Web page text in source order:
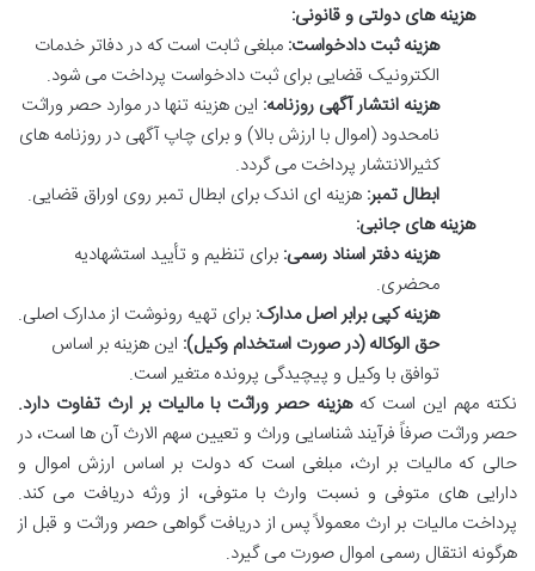
هزینه های دولتی و قانونی:
هزینه ثبت دادخواست: مبلغی ثابت است که در دفاتر خدمات
الکترونیک قضایی برای ثبت دادخواست پرداخت می شود.
هزینه انتشار آگهی روزنامه: این هزینه تنها در موارد حصر وراثت
نامحدود (اموال با ارزش بالا) و برای چاپ آگهی در روزنامه های
کثیرالانتشار پرداخت می گردد.
ابطال تمبر: هزینه ای اندک برای ابطال تمبر روی اوراق قضایی.
هزینه های جانبی:
هزینه دفتر اسناد رسمی: برای تنظیم و تأیید استشهادیه
محضری.
هزینه کپی برابر اصل مدارک: برای تهیه رونوشت از مدارک اصلی.
حق الوکاله (در صورت استخدام وکیل): این هزینه بر اساس
توافق با وکیل و پیچیدگی پرونده متغیر است.
نکته مهم این است کههزینه حصر وراثت با مالیات بر ارث تفاوت دارد.
حصر وراثت صرفاً فرآیند شناسایی وراث و تعیین سهم الارث آن ها است، در
حالی که مالیات بر ارث، مبلغی است که دولت بر اساس ارزش اموال و
دارایی های متوفی و نسبت وارث با متوفی، از ورثه دریافت می کند.
پرداخت مالیات بر ارث معمولاً پس از دریافت گواهی حصر وراثت و قبل از
هرگونه انتقال رسمی اموال صورت می گیرد.